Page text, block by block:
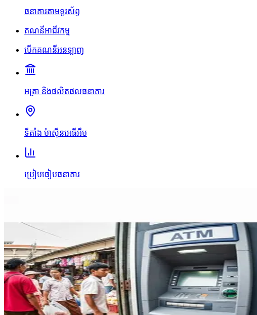
ធនាគារតាមទូរស័ព្ទ
គណនីអាជីវកម្ម
បើកគណនីអនឡាញ
អត្រា និងផលិតផលធនាគារ
ទីតាំង ម៉ាស៊ីនអេធីអឹម
ប្រៀបធៀបធនាគារ